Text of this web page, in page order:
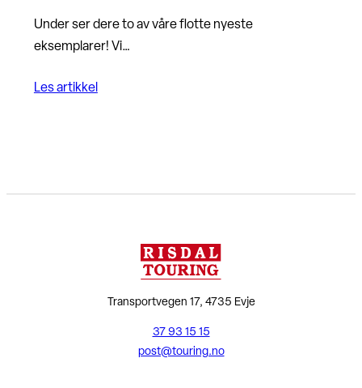
Under ser dere to av våre flotte nyeste
eksemplarer! Vi…
Les artikkel
Transportvegen 17, 4735 Evje
37 93 15 15
post@touring.no